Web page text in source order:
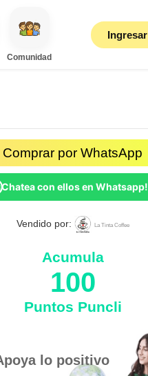
Comunidad
Ingresar
Comprar por WhatsApp
con ellos en Whatsapp!
Vendido por: La Tinta Coffee
Acumula
100
Puntos Puncli
lo positivo